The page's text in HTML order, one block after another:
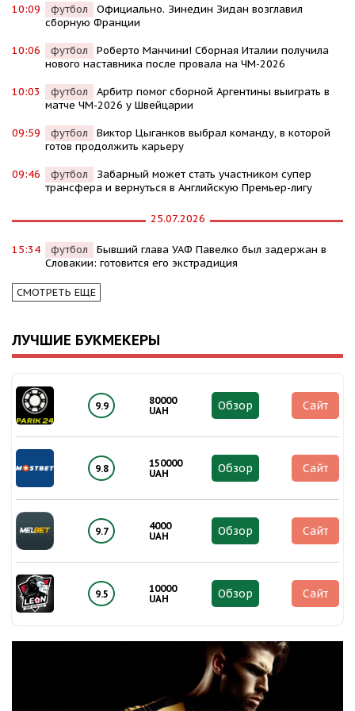
10:09 футбол
Официально. Зинедин Зидан возглавил
сборную Франции
10:06 футбол
Роберто Манчини! Сборная Италии получила
нового наставника после провала на ЧМ-2026
10:03 футбол
Арбитр помог сборной Аргентины выиграть в
матче ЧМ-2026 у Швейцарии
09:59 футбол
Виктор Цыганков выбрал команду, в которой
готов продолжить карьеру
09:46 футбол
Забарный может стать участником супер
трансфера и вернуться в Английскую Премьер-лигу
25.07.2026
15:34 футбол
Бывший глава УАФ Павелко был задержан в
Словакии: готовится его экстрадиция
СМОТРЕТЬ ЕЩЕ
ЛУЧШИЕ БУКМЕКЕРЫ
9.9
80000
UAH
Обзор Сайт
9.8
150000
UAH
Обзор Сайт
9.7
4000
UAH
Обзор Сайт
9.5
10000
UAH
Обзор Сайт